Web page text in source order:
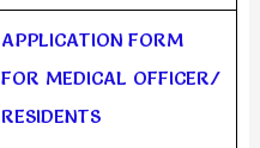
APPLICATION FORM
FOR MEDICAL OFFICER/
RESIDENTS